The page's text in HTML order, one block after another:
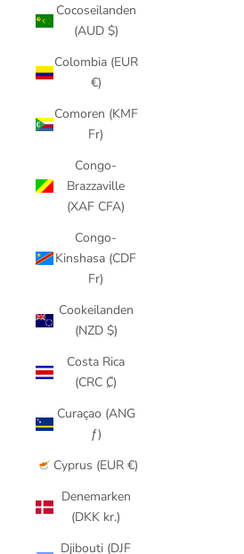
Cocoseilanden
(AUD $)
Colombia (EUR
€)
Comoren (KMF
Fr)
Congo-
Brazzaville
(XAF CFA)
Congo-
Kinshasa (CDF
Fr)
Cookeilanden
(NZD $)
Costa Rica
(CRC ₡)
Curaçao (ANG
ƒ)
Cyprus (EUR €)
Denemarken
(DKK kr.)
Djibouti (DJF